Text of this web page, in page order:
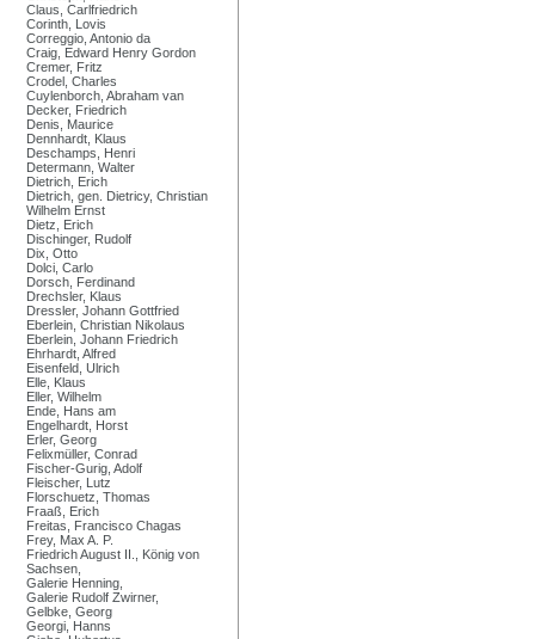
Claus, Carlfriedrich
Corinth, Lovis
Correggio, Antonio da
Craig, Edward Henry Gordon
Cremer, Fritz
Crodel, Charles
Cuylenborch, Abraham van
Decker, Friedrich
Denis, Maurice
Dennhardt, Klaus
Deschamps, Henri
Determann, Walter
Dietrich, Erich
Dietrich, gen. Dietricy, Christian
Wilhelm Ernst
Dietz, Erich
Dischinger, Rudolf
Dix, Otto
Dolci, Carlo
Dorsch, Ferdinand
Drechsler, Klaus
Dressler, Johann Gottfried
Eberlein, Christian Nikolaus
Eberlein, Johann Friedrich
Ehrhardt, Alfred
Eisenfeld, Ulrich
Elle, Klaus
Eller, Wilhelm
Ende, Hans am
Engelhardt, Horst
Erler, Georg
Felixmüller, Conrad
Fischer-Gurig, Adolf
Fleischer, Lutz
Florschuetz, Thomas
Fraaß, Erich
Freitas, Francisco Chagas
Frey, Max A. P.
Friedrich August II., König von
Sachsen,
Galerie Henning,
Galerie Rudolf Zwirner,
Gelbke, Georg
Georgi, Hanns